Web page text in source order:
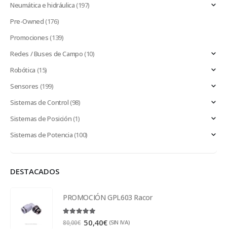
Neumática e hidráulica(197)
Pre-Owned(176)
Promociones(139)
Redes / Buses de Campo(10)
Robótica (15)
Sensores (199)
Sistemas de Control(98)
Sistemas de Posición(1)
Sistemas de Potencia(100)
DESTACADOS
PROMOCIÓN GPL603 Racor
5.00out of 5
80,00€ 50,40€ (SIN IVA)